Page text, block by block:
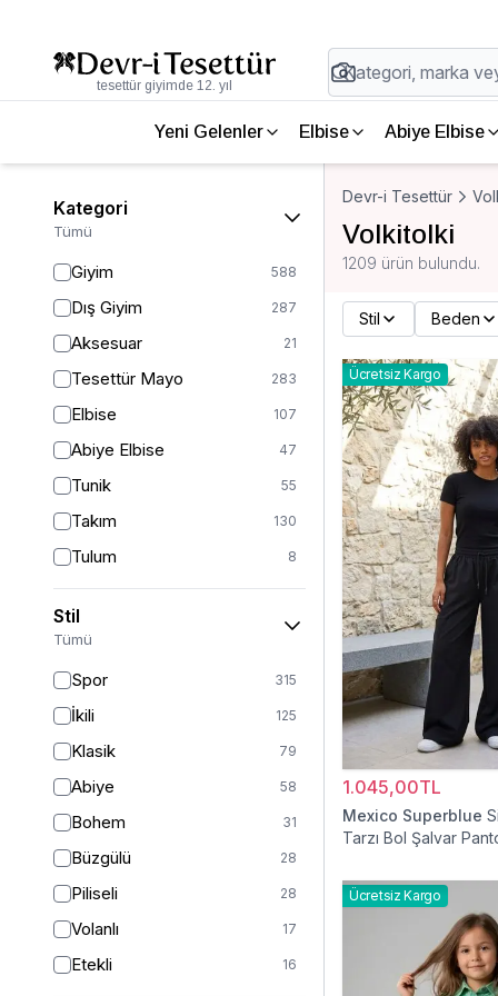
tesettür giyimde 12. yıl
Yeni Gelenler Elbise Abiye Elbise
Kategori
Tümü
Giyim 588
Dış Giyim 287
Aksesuar 21
Tesettür Mayo 283
Elbise 107
Abiye Elbise 47
Tunik 55
Takım 130
Tulum 8
Pantolon 153
Etek 19
Stil
Tümü
Spor 315
İkili 125
Klasik 79
Abiye 58
Bohem 31
Büzgülü 28
Piliseli 28
Volanlı 17
Etekli 16
Devr-i Tesettür
Volkitolki
1209 ürün bulundu.
Stil Beden
Ücretsiz Kargo
1.045,00TL
Mexico Superblue
Tarzı Bol Şalvar
Ücretsiz Kargo